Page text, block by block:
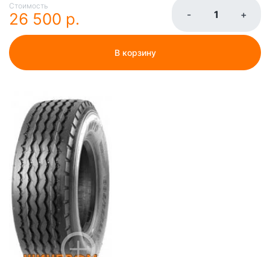
Стоимость
26 500 р. - +
В корзину